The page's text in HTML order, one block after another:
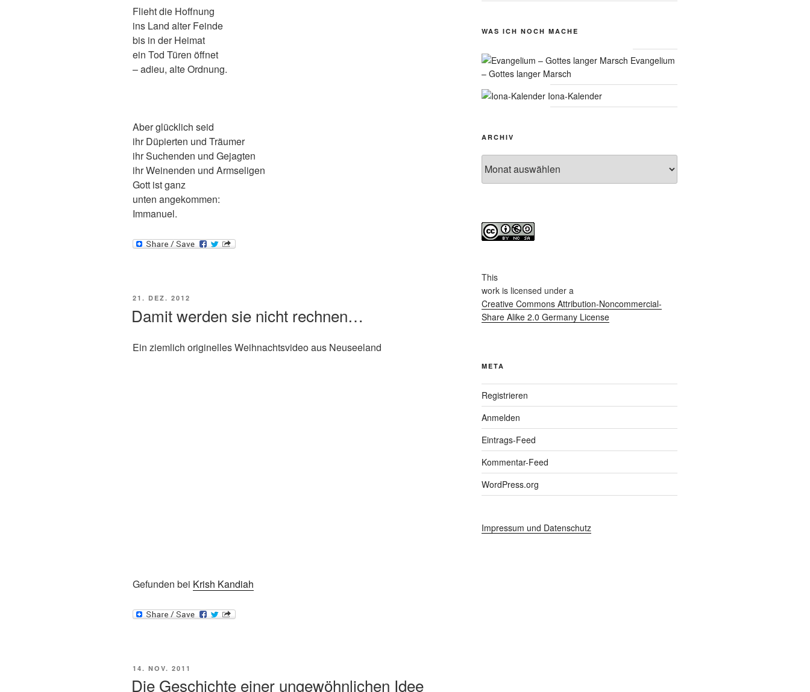
Flieht die Hoffnung
ins Land alter Feinde
bis in der Heimat
ein Tod Türen öffnet
– adieu, alte Ordnung.
Aber glücklich seid
ihr Düpierten und Träumer
ihr Suchenden und Gejagten
ihr Weinenden und Armseligen
Gott ist ganz
unten angekommen:
Immanuel.
VERÖFFENTLICHT
21. DEZ. 2012
Damit werden sie nicht rechnen…
Ein ziemlich originelles Weihnachtsvideo aus Neuseeland
Gefunden bei Krish Kandiah
VERÖFFENTLICHT
14. NOV. 2011
Die Geschichte einer ungewöhnlichen Idee
WAS ICH NOCH MACHE
Evangelium
– Gottes langer Marsch
Iona-Kalender
ARCHIV
This
workis licensed under a
Creative Commons Attribution-Noncommercial-
Share Alike 2.0 Germany License
META
Registrieren
Anmelden
Eintrags-Feed
Kommentar-Feed
WordPress.org
Impressum und Datenschutz